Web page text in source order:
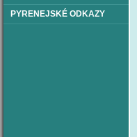
PYRENEJSKÉ ODKAZY